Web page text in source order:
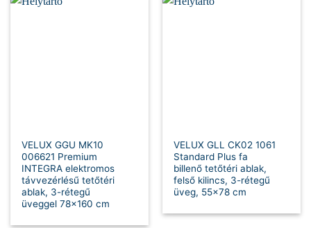
VELUX GGU MK10
006621 Premium
INTEGRA elektromos
távvezérlésű tetőtéri
ablak, 3-rétegű
üveggel 78×160 cm
VELUX GLL CK02 1061
Standard Plus fa
billenő tetőtéri ablak,
felső kilincs, 3-rétegű
üveg, 55×78 cm